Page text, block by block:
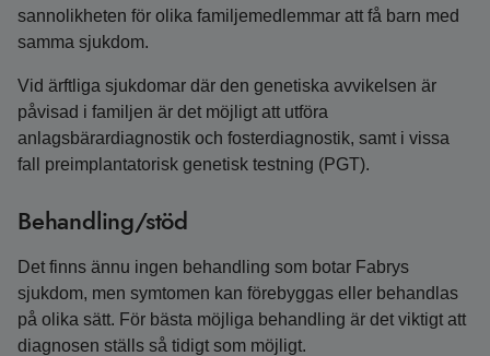
sannolikheten för olika familjemedlemmar att få barn med
samma sjukdom.
Vid ärftliga sjukdomar där den genetiska avvikelsen är
påvisad i familjen är det möjligt att utföra
anlagsbärardiagnostik och fosterdiagnostik, samt i vissa
fall preimplantatorisk genetisk testning (PGT).
Behandling/stöd
Det finns ännu ingen behandling som botar Fabrys
sjukdom, men symtomen kan förebyggas eller behandlas
på olika sätt. För bästa möjliga behandling är det viktigt att
diagnosen ställs så tidigt som möjligt.